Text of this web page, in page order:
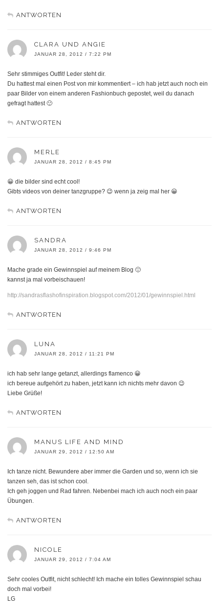
ANTWORTEN
CLARA UND ANGIE
JANUAR 28, 2012 / 7:22 PM
Sehr stimmiges Outfit! Leder steht dir.
Du hattest mal einen Post von mir kommentiert – ich hab jetzt auch noch ein
paar Bilder von einem anderen Fashionbuch gepostet, weil du danach
gefragt hattest 🙂
ANTWORTEN
MERLE
JANUAR 28, 2012 / 8:45 PM
😀 die bilder sind echt cool!
Gibts videos von deiner tanzgruppe? 😉 wenn ja zeig mal her 😀
ANTWORTEN
SANDRA
JANUAR 28, 2012 / 9:46 PM
Mache grade ein Gewinnspiel auf meinem Blog 🙂
kannst ja mal vorbeischauen!
http://sandrasflashofinspiration.blogspot.com/2012/01/gewinnspiel.html
ANTWORTEN
LUNA
JANUAR 28, 2012 / 11:21 PM
ich hab sehr lange getanzt, allerdings flamenco 😀
ich bereue aufgehört zu haben, jetzt kann ich nichts mehr davon 😉
Liebe Grüße!
ANTWORTEN
MANUS LIFE AND MIND
JANUAR 29, 2012 / 12:50 AM
Ich tanze nicht. Bewundere aber immer die Garden und so, wenn ich sie
tanzen seh, das ist schon cool.
Ich geh joggen und Rad fahren. Nebenbei mach ich auch noch ein paar
Übungen.
ANTWORTEN
NICOLE
JANUAR 29, 2012 / 7:04 AM
Sehr cooles Outfit, nicht schlecht! Ich mache ein tolles Gewinnspiel schau
doch mal vorbei!
LG